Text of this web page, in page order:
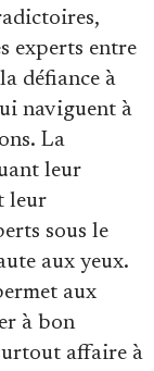
experts entre
défiance à
naviguent à
La
leur
leur
sous le
aux yeux.
aux
à bon
affaire à